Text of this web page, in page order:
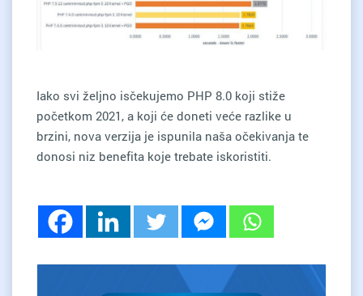
Iako svi željno isčekujemo PHP 8.0 koji stiže
početkom 2021, a koji će doneti veće razlike u
brzini, nova verzija je ispunila naša očekivanja te
donosi niz benefita koje trebate iskoristiti.